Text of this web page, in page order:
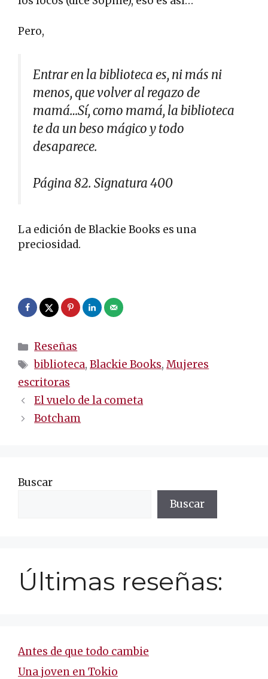
Pero,
Entrar en la biblioteca es, ni más ni
menos, que volver al regazo de
mamá…Sí, como mamá, la biblioteca
te da un beso mágico y todo
desaparece.
Página 82. Signatura 400
La edición de Blackie Books es una
preciosidad.
Categorías
Reseñas
Etiquetas
biblioteca,Blackie Books,Mujeres
escritoras
Navegación
de
El vuelo de la cometa
Botcham
Buscar
Buscar
Últimas reseñas:
Antes de que todo cambie
Una joven en Tokio